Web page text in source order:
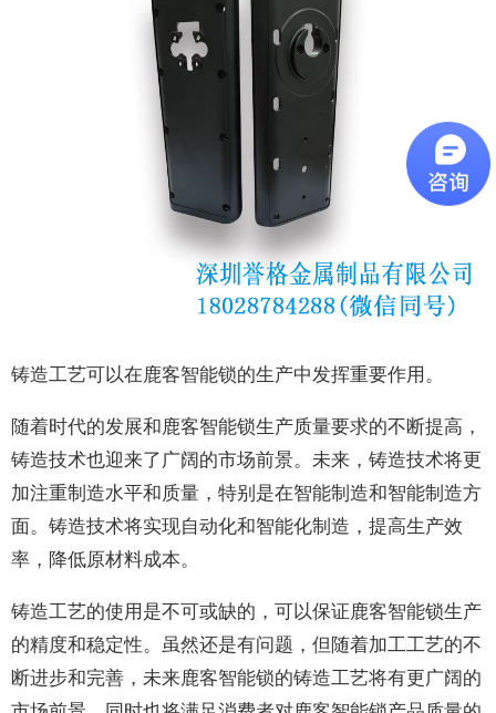
铸造工艺可以在鹿客智能锁的生产中发挥重要作用。
随着时代的发展和鹿客智能锁生产质量要求的不断提高，
铸造技术也迎来了广阔的市场前景。未来，铸造技术将更
加注重制造水平和质量，特别是在智能制造和智能制造方
面。铸造技术将实现自动化和智能化制造，提高生产效
率，降低原材料成本。
铸造工艺的使用是不可或缺的，可以保证鹿客智能锁生产
的精度和稳定性。虽然还是有问题，但随着加工工艺的不
断进步和完善，未来鹿客智能锁的铸造工艺将有更广阔的